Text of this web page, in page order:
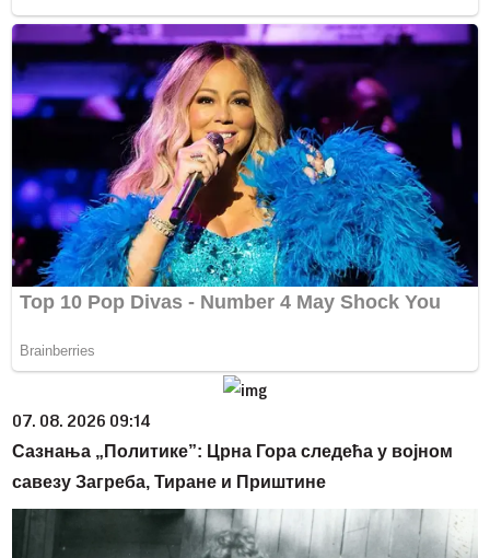
07. 08. 2026 09:14
Сазнања „Политике”: Црна Гора следећа у војном
савезу Загреба, Тиране и Приштине